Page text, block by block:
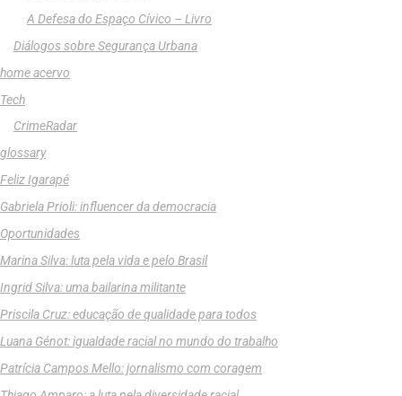
A Defesa do Espaço Cívico – Livro
Diálogos sobre Segurança Urbana
home acervo
Tech
CrimeRadar
glossary
Feliz Igarapé
Gabriela Prioli: influencer da democracia
Oportunidades
Marina Silva: luta pela vida e pelo Brasil
Ingrid Silva: uma bailarina militante
Priscila Cruz: educação de qualidade para todos
Luana Génot: igualdade racial no mundo do trabalho
Patrícia Campos Mello: jornalismo com coragem